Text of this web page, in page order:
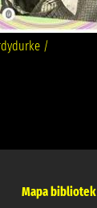
/
Mapa bibliotek